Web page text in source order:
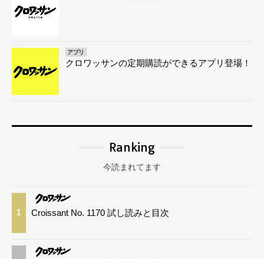
アプリ
クロワッサンの定期購読ができるアプリ登場！
Ranking
今読まれてます
1 Croissant No. 1170 試し読みと目次